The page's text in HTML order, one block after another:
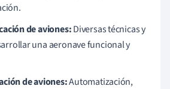
de aviones:Diversas técnicas y
una aeronave funcional y
de aviones:Automatización,